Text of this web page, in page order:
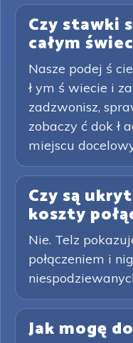
Czy stawki
całym
Nasze podej ś
ł ym ś wiecie i
zadzwonisz,
zobaczy ć dok ł
miejscu
Czy są
koszty
Nie. Telz
połączeniem i
Jak mogę